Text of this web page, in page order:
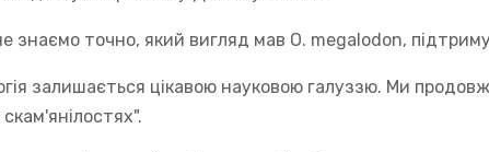
знаємо точно, який вигляд мав O. megalodon,
залишається цікавою науковою галуззю. Ми